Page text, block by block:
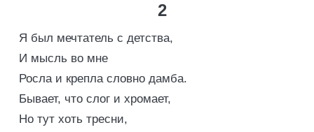
2
Я был мечтатель с детства,
И мысль во мне
Росла и крепла словно дамба.
Бывает, что слог и хромает,
Но тут хоть тресни,